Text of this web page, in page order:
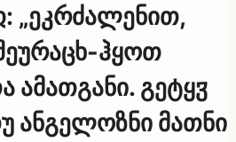
„ეკრძალენით,
ჰყოთ
ამათგანი. გეტყჳ
ანგელოზნი მათნი